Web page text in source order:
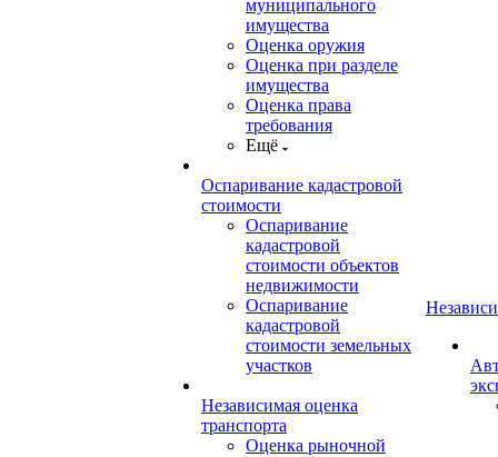
муниципального
имущества
Оценка оружия
Оценка при разделе
имущества
Оценка права
требования
Ещё
Оспаривание кадастровой
стоимости
Оспаривание
кадастровой
стоимости объектов
недвижимости
Оспаривание
кадастровой
стоимости земельных
участков
Независимая оценка
транспорта
Оценка рыночной